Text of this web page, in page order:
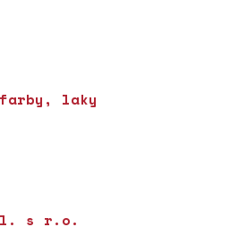
farby, laky
s r.o.